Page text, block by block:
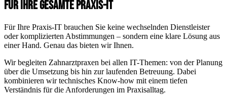
FÜR IHRE GESAMTE PRAXIS-IT
Für Ihre Praxis-IT brauchen Sie keine wechselnden Dienstleister
oder komplizierten Abstimmungen – sondern eine klare Lösung aus
einer Hand. Genau das bieten wir Ihnen.
Wir begleiten Zahnarztpraxen bei allen IT-Themen: von der Planung
über die Umsetzung bis hin zur laufenden Betreuung. Dabei
kombinieren wir technisches Know-how mit einem tiefen
Verständnis für die Anforderungen im Praxisalltag.